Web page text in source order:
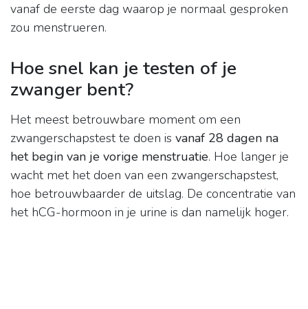
vanaf de eerste dag waarop je normaal gesproken
zou menstrueren.
Hoe snel kan je testen of je
zwanger bent?
Het meest betrouwbare moment om een
zwangerschapstest te doen is vanaf 28 dagen na
het begin van je vorige menstruatie. Hoe langer je
wacht met het doen van een zwangerschapstest,
hoe betrouwbaarder de uitslag. De concentratie van
het hCG-hormoon in je urine is dan namelijk hoger.